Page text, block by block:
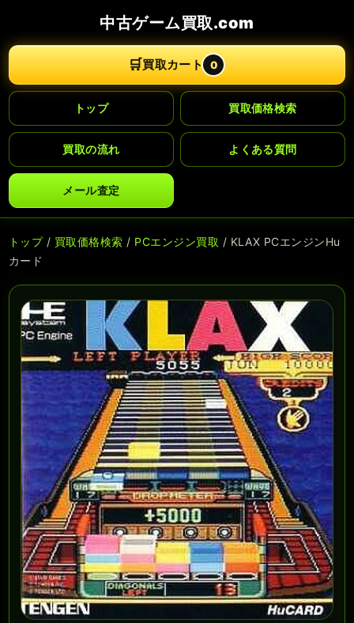
中古ゲーム買取.com
🛒買取カート 0
トップ 買取価格検索
買取の流れ よくある質問
メール査定
トップ/ 買取価格検索 / PCエンジン買取 / KLAX PCエンジンHu
カード